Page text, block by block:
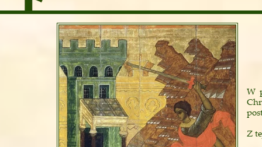
W
Z
Publicystyka